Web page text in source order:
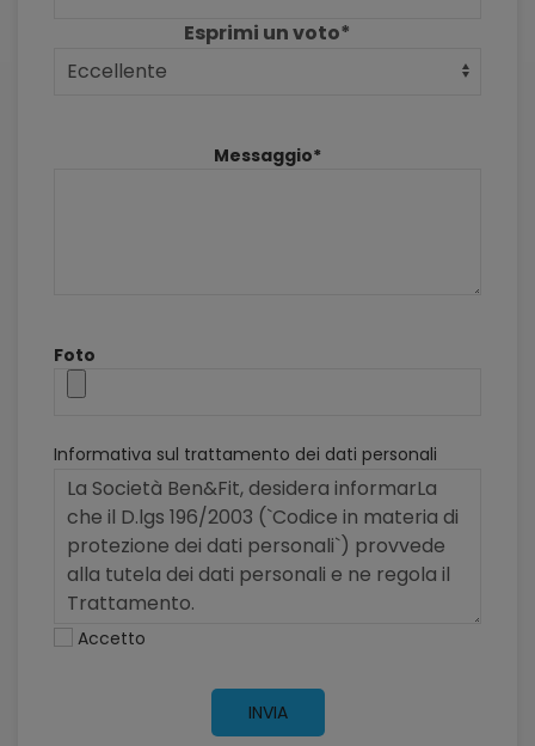
Esprimi un voto*
Messaggio*
Foto
Informativa sul trattamento dei dati personali
Accetto
INVIA